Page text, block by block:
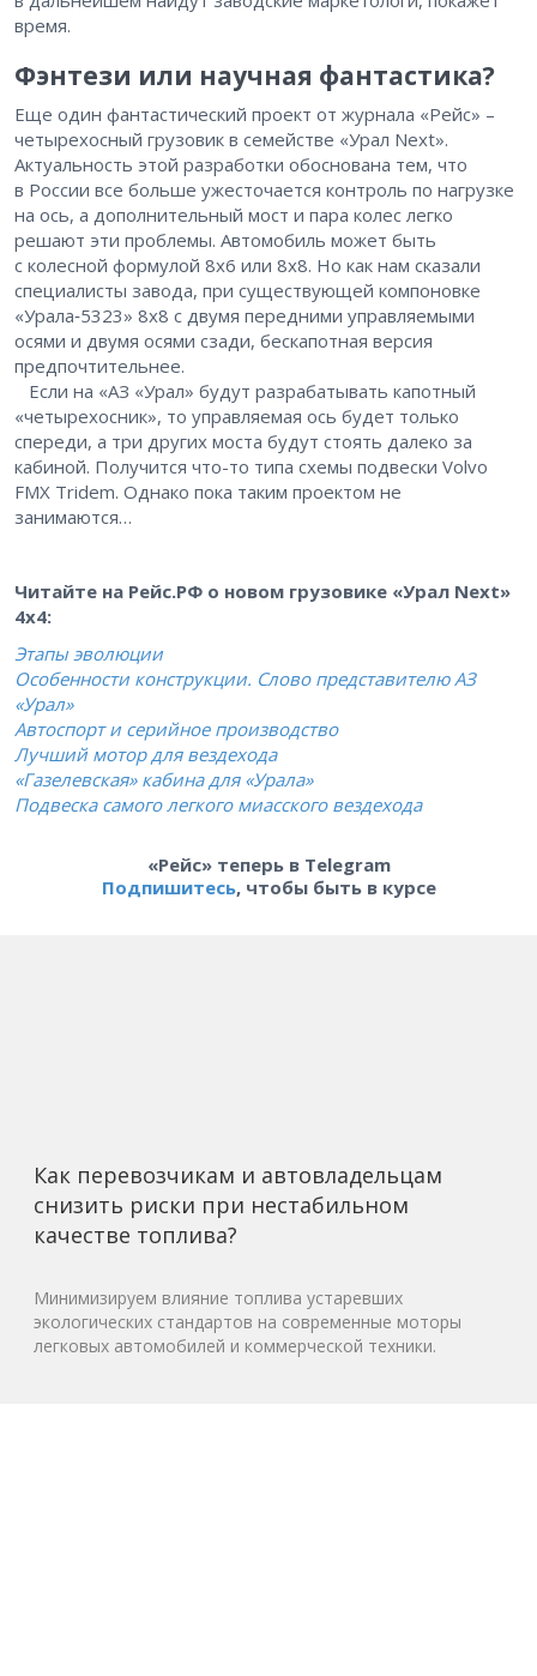
время.
Фэнтези или научная фантастика?
Еще один фантастический проект от журнала «Рейс» – ​
четырехосный грузовик в семействе «Урал Next».
Актуальность этой разработки обоснована тем, что
в России все больше ужесточается контроль по нагрузке
на ось, а дополнительный мост и пара колес легко
решают эти проблемы. Автомобиль может быть
с колесной формулой 8х6 или 8х8. Но как нам сказали
специалисты завода, при существующей компоновке
«Урала‑5323» 8х8 с двумя передними управляемыми
осями и двумя осями сзади, бескапотная версия
предпочтительнее.
Если на «АЗ «Урал» будут разрабатывать капотный
«четырехосник», то управляемая ось будет только
спереди, а три других моста будут стоять далеко за
кабиной. Получится что-то типа схемы подвески Volvo
FMX Tridem. Однако пока таким проектом не
занимаются…
Читайте на Рейс.РФ о новом грузовике «Урал Next»
4х4:
Этапы эволюции
Особенности конструкции. Слово представителю АЗ
«Урал»
Автоспорт и серийное производство
Лучший мотор для вездехода
«Газелевская» кабина для «Урала»
Подвеска самого легкого миасского вездехода
«Рейс» теперь в Telegram
Подпишитесь, чтобы быть в курсе
Как перевозчикам и автовладельцам
снизить риски при нестабильном
качестве топлива?
Минимизируем влияние топлива устаревших
экологических стандартов на современные моторы
легковых автомобилей и коммерческой техники.